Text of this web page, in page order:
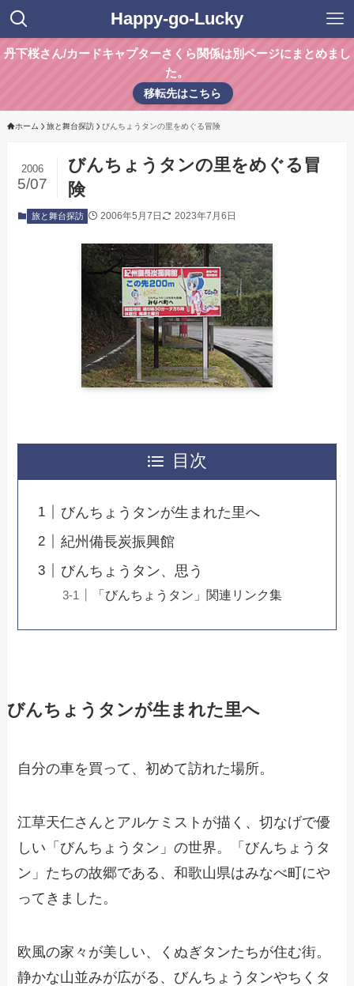
Happy-go-Lucky
丹下桜さん/カードキャプターさくら関係は別ページにまとめまし
た。
移転先はこちら
ホーム 旅と舞台探訪 びんちょうタンの里をめぐる冒険
びんちょうタンの里をめぐる冒
険
2006
5/07
旅と舞台探訪 2006年5月7日 2023年7月6日
目次
びんちょうタンが生まれた里へ
紀州備長炭振興館
びんちょうタン、思う
「びんちょうタン」関連リンク集
びんちょうタンが生まれた里へ
自分の車を買って、初めて訪れた場所。
江草天仁さんとアルケミストが描く、切なげで優
しい「びんちょうタン」の世界。「びんちょうタ
ン」たちの故郷である、和歌山県はみなべ町にや
ってきました。
欧風の家々が美しい、くぬぎタンたちが住む街。
静かな山並みが広がる、びんちょうタンやちくタ